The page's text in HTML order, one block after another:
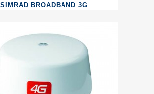
SIMRAD BROADBAND 3G